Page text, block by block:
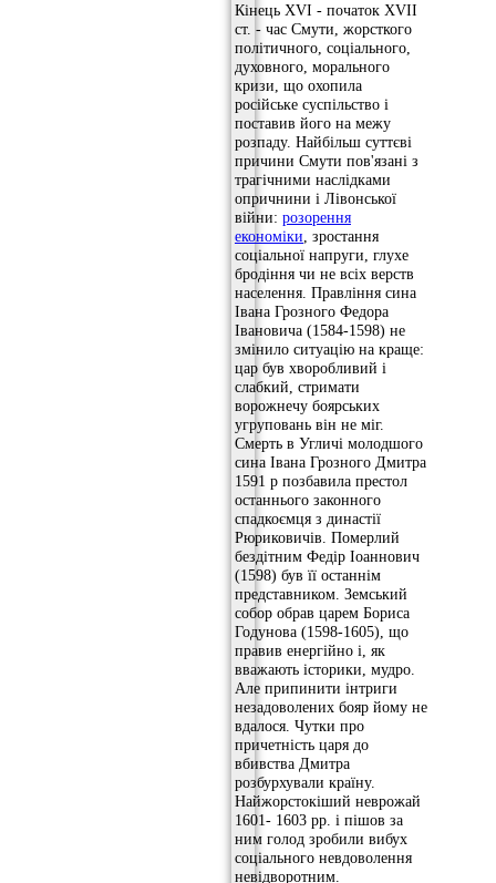
Кінець XVI - початок XVII
ст. - час Смути, жорсткого
політичного, соціального,
духовного, морального
кризи, що охопила
російське суспільство і
поставив його на межу
розпаду. Найбільш суттєві
причини Смути пов'язані з
трагічними наслідками
опричнини і Лівонської
війни: розорення
економіки, зростання
соціальної напруги, глухе
бродіння чи не всіх верств
населення. Правління сина
Івана Грозного Федора
Івановича (1584-1598) не
змінило ситуацію на краще:
цар був хворобливий і
слабкий, стримати
ворожнечу боярських
угруповань він не міг.
Смерть в Угличі молодшого
сина Івана Грозного Дмитра
1591 р позбавила престол
останнього законного
спадкоємця з династії
Рюриковичів. Померлий
бездітним Федір Іоаннович
(1598) був її останнім
представником. Земський
собор обрав царем Бориса
Годунова (1598-1605), що
правив енергійно і, як
вважають історики, мудро.
Але припинити інтриги
незадоволених бояр йому не
вдалося. Чутки про
причетність царя до
вбивства Дмитра
розбурхували країну.
Найжорстокіший неврожай
1601- 1603 рр. і пішов за
ним голод зробили вибух
соціального невдоволення
невідворотним.